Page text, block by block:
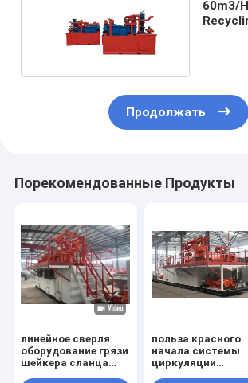
60m3/
Продолжать
Порекомендованные Продукты
линейное сверля
оборудование грязи
шейкера сланца
польза красного
начала системы
циркуляции